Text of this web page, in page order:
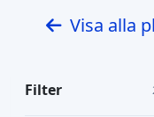
Visa alla
Filter